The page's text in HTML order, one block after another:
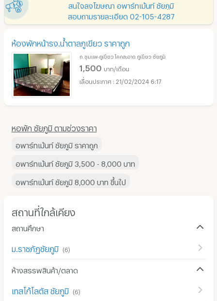
สนใจลงโฆษณา อพาร์ทเม้นท์ ชัยภูมิ
สอบถามรายละเอียด 02-105-4287
ห้องพักหน้ารง.น้ำตาลภูเขียว ราคาถูก
ถ.ชุมแพ-ภูเขียว โคกสะอาด ภูเขียว ชัยภูมิ
1,500 บาท/เดือน
21/02/2024 6:17
หอพัก ชัยภูมิ ตามช่วงราคา
อพาร์ทเม้นท์ ชัยภูมิ ราคาถูก
อพาร์ทเม้นท์ ชัยภูมิ 3,500 - 8,000 บาท
อพาร์ทเม้นท์ ชัยภูมิ 8,000 บาท ขึ้นไป
สถานที่ใกล้เคียง
สถานศึกษา
ม.ราชภัฏชัยภูมิ (6)
ห้างสรรพสินค้า/ตลาด
เทสโก้โลตัส ชัยภูมิ (6)